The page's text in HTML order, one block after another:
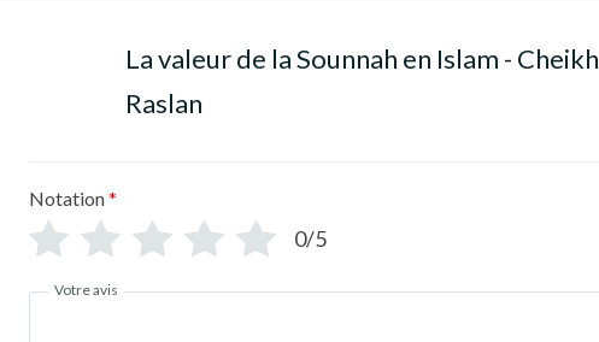
La valeur de la Sounnah en Islam - Cheikh
Raslan
Notation*
0/5
Votre avis